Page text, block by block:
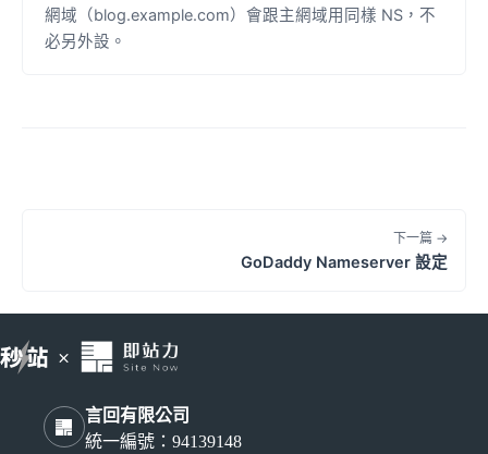
網域（blog.example.com）會跟主網域用同樣 NS，不
必另外設。
下一篇 →
GoDaddy Nameserver 設定
言回有限公司
統一編號：94139148